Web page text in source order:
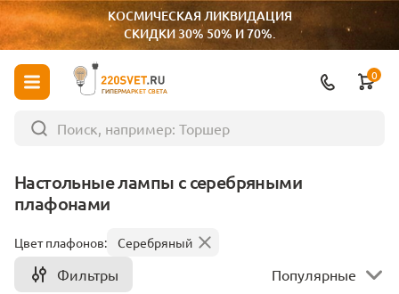
КОСМИЧЕСКАЯ ЛИКВИДАЦИЯ
СКИДКИ 30% 50% И 70%.
ГИПЕРМАРКЕТ СВЕТА
0
Настольные лампы с серебряными
плафонами
Цвет плафонов: Серебряный
Фильтры Популярные